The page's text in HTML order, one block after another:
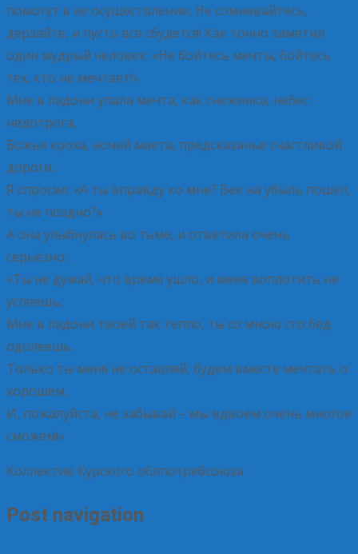
помогут в ее осуществлении. Не сомневайтесь,
дерзайте, и пусть все сбудется! Как точно заметил
один мудрый человек: «Не бойтесь мечты, бойтесь
тех, кто не мечтает!»
Мне в ладони упала мечта, как снежинка, небес
недотрога,
Божья кроха, ночей маета, предсказанье счастливой
дороги.
Я спросил: «А ты вправду ко мне? Век на убыль пошёл,
ты не поздно?»
А она улыбнулась во тьме, и ответила очень
серьёзно:
«Ты не думай, что время ушло, и меня воплотить не
успеешь.
Мне в ладони твоей так тепло, ты со мною сто бед
одолеешь.
Только ты меня не оставляй, будем вместе мечтать о
хорошем,
И, пожалуйста, не забывай – мы вдвоём очень многое
сможем!»
Коллектив Курского облпотребсоюза
Post navigation